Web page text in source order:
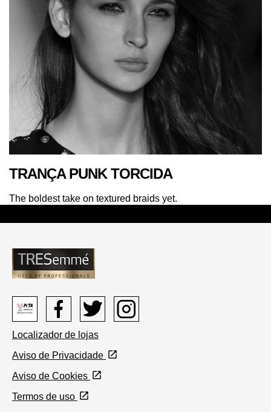
TRANÇA PUNK TORCIDA
The boldest take on textured braids yet.
Peta
FacebookTwitter
Localizador de lojas
Aviso de Privacidade
Aviso de Cookies
Definições de Cookies